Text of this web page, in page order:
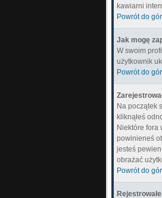
kawiarni
Powrót do
Jak mogę
W swoim
użytkownik
Powrót do
Na początek
kliknąłeś
Niektóre fora
powinieneś
jesteś
obrażać
Powrót do